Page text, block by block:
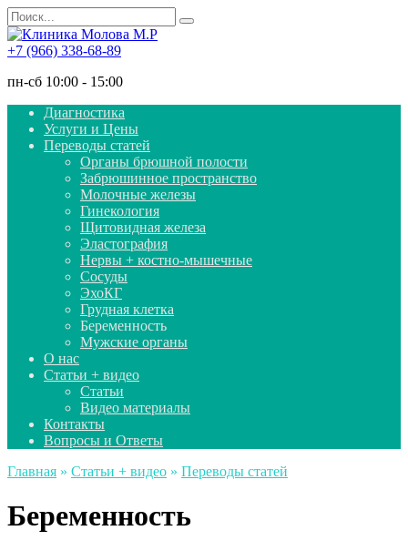
Перейти
к
содержанию
Search
for:
+7 (966) 338-68-89
пн-сб 10:00 - 15:00
Диагностика
Услуги и Цены
Переводы статей
Органы брюшной полости
Забрюшинное пространство
Молочные железы
Гинекология
Щитовидная железа
Эластография
Нервы + костно-мышечные
Сосуды
ЭхоКГ
Грудная клетка
Беременность
Мужские органы
О нас
Статьи + видео
Статьи
Видео материалы
Контакты
Вопросы и Ответы
Главная » Статьи + видео » Переводы статей
Беременность